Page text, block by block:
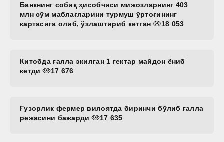
Банкнинг собиқ ҳисобчиси мижозларнинг 403
млн сўм маблағларини турмуш ўртоғининг
картасига олиб, ўзлаштириб кетган
18 053
Китобда ғалла экилган 1 гектар майдон ёниб
кетди
17 676
Ғузорлик фермер вилоятда биринчи бўлиб ғалла
режасини бажарди
17 635